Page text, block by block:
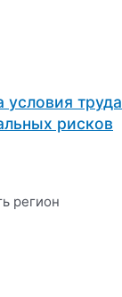
условия труда
рисков